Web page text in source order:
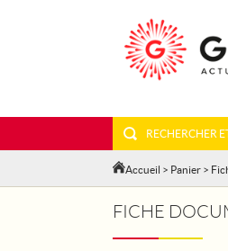
RECHERCHER
Accueil > Panier >
FICHE